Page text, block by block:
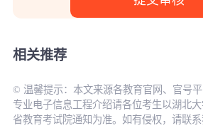
相关推荐
© 温馨提示：本文来源各教育官网、官号
专业电子信息工程介绍请各位考生以湖北
省教育考试院通知为准。如有侵权，请联系